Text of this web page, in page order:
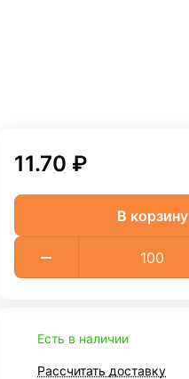
11.70 ₽
В корзину
Есть в наличии
Рассчитать доставку